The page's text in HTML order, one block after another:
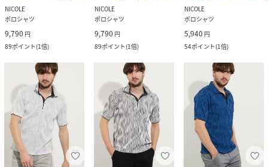
NICOLE
ポロシャツ
9,790 円
89ポイント(1倍)
NICOLE
ポロシャツ
9,790 円
89ポイント(1倍)
NICOLE
ポロシャツ
5,940 円
54ポイント(1倍)